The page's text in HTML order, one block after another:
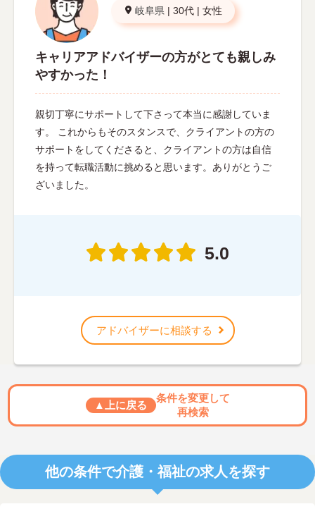
岐阜県 | 30代 | 女性
キャリアアドバイザーの方がとても親しみ
やすかった！
親切丁寧にサポートして下さって本当に感謝していま
す。 これからもそのスタンスで、クライアントの方の
サポートをしてくださると、クライアントの方は自信
を持って転職活動に挑めると思います。ありがとうご
ざいました。
5.0
アドバイザーに相談する
▲上に戻る
条件を変更して
再検索
他の条件で介護・福祉の求人を探す